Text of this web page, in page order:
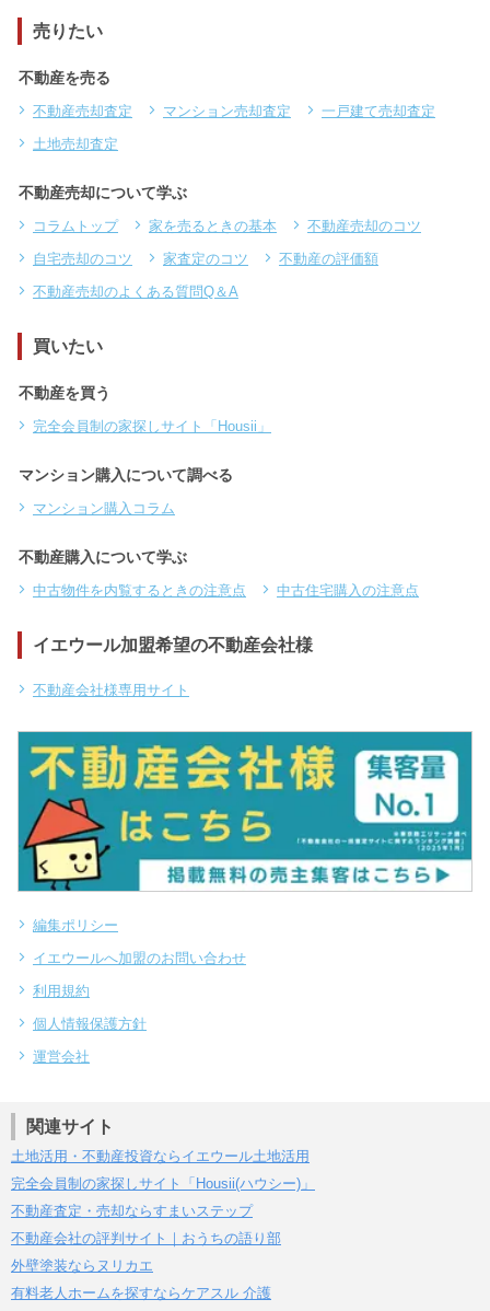
売りたい
不動産を売る
不動産売却査定 マンション売却査定
一戸建て売却査定
土地売却査定
不動産売却について学ぶ
コラムトップ 家を売るときの基本
不動産売却のコツ
自宅売却のコツ
家査定のコツ
不動産の評価額
不動産売却のよくある質問Q＆A
買いたい
不動産を買う
完全会員制の家探しサイト「Housii」
マンション購入について調べる
マンション購入コラム
不動産購入について学ぶ
中古物件を内覧するときの注意点 中古住宅購入の注意点
イエウール加盟希望の不動産会社様
不動産会社様専用サイト
編集ポリシー
イエウールへ加盟のお問い合わせ
利用規約
個人情報保護方針
運営会社
関連サイト
土地活用・不動産投資ならイエウール土地活用
完全会員制の家探しサイト「Housii(ハウシー)」
不動産査定・売却ならすまいステップ
不動産会社の評判サイト｜おうちの語り部
外壁塗装ならヌリカエ
有料老人ホームを探すならケアスル 介護